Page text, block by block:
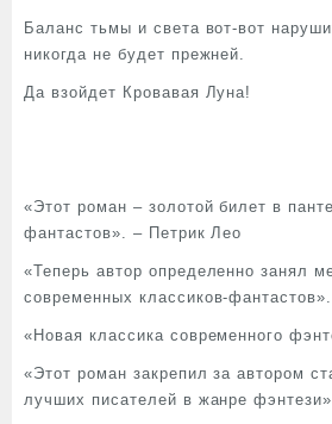
Баланс тьмы и света вот-вот
никогда не будет прежней.
Да взойдет Кровавая Луна!
«Этот роман – золотой билет в
фантастов». – Петрик Лео
«Теперь автор определенно занял
современных классиков-
«Новая классика современного
«Этот роман закрепил за автором
лучших писателей в жанре